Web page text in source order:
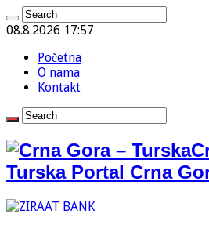
08.8.2026 17:57
Početna
O nama
Kontakt
Turska Portal Crna